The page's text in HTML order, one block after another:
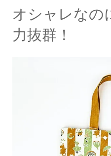
オシャレなの
力抜群！